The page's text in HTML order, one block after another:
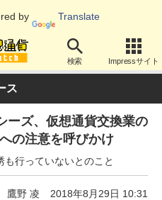
by Translate
検索 Impressサイト
ス
ーズ、仮想通貨交換業の
の注意を呼びかけ
行っていないとのこと
鷹野 凌 2018年8月29日 10:31